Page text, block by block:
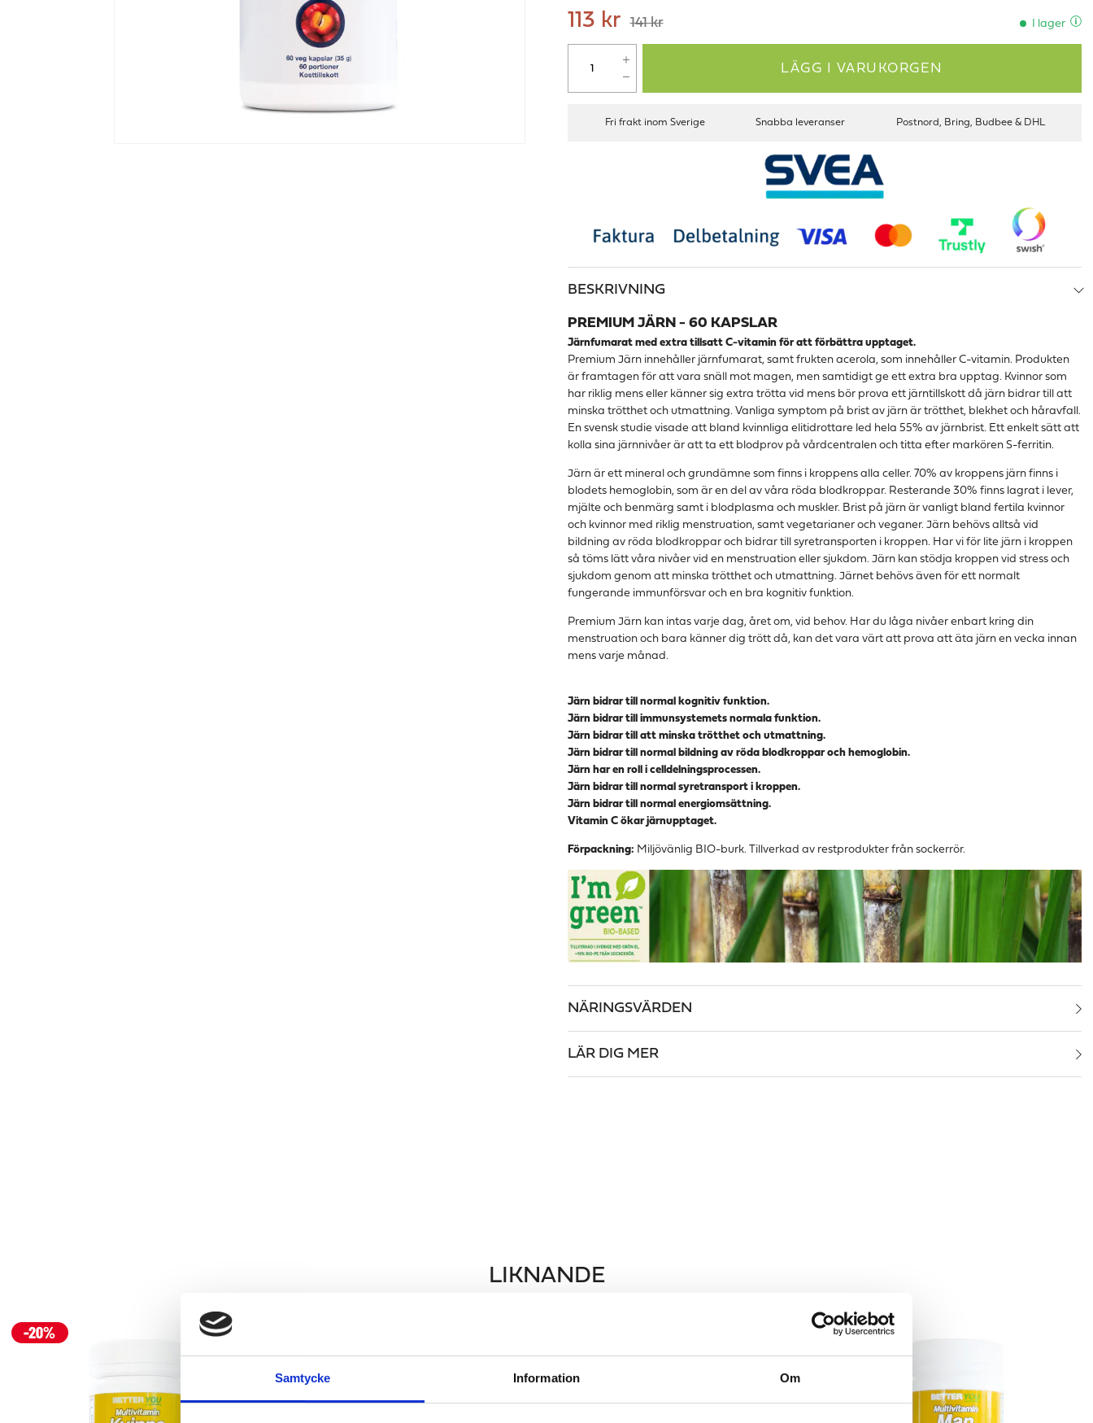
Samtycke Information Om
113 kr 141 kr I lager
LÄGG I VARUKORGEN
Fri frakt inom Sverige Snabba leveranser Postnord, Bring, Budbee & DHL
BESKRIVNING
PREMIUM JÄRN - 60 KAPSLAR
Järnfumarat med extra tillsatt C-vitamin för att förbättra upptaget.
Premium Järn innehåller järnfumarat, samt frukten acerola, som innehåller C-vitamin. Produkten
är framtagen för att vara snäll mot magen, men samtidigt ge ett extra bra upptag. Kvinnor som
har riklig mens eller känner sig extra trötta vid mens bör prova ett järntillskott då järn bidrar till att
minska trötthet och utmattning. Vanliga symptom på brist av järn är trötthet, blekhet och håravfall.
En svensk studie visade att bland kvinnliga elitidrottare led hela 55% av järnbrist. Ett enkelt sätt att
kolla sina järnnivåer är att ta ett blodprov på vårdcentralen och titta efter markören S-ferritin.
Järn är ett mineral och grundämne som finns i kroppens alla celler. 70% av kroppens järn finns i
blodets hemoglobin, som är en del av våra röda blodkroppar. Resterande 30% finns lagrat i lever,
mjälte och benmärg samt i blodplasma och muskler. Brist på järn är vanligt bland fertila kvinnor
och kvinnor med riklig menstruation, samt vegetarianer och veganer. Järn behövs alltså vid
bildning av röda blodkroppar och bidrar till syretransporten i kroppen. Har vi för lite järn i kroppen
så töms lätt våra nivåer vid en menstruation eller sjukdom. Järn kan stödja kroppen vid stress och
sjukdom genom att minska trötthet och utmattning. Järnet behövs även för ett normalt
fungerande immunförsvar och en bra kognitiv funktion.
Premium Järn kan intas varje dag, året om, vid behov. Har du låga nivåer enbart kring din
menstruation och bara känner dig trött då, kan det vara värt att prova att äta järn en vecka innan
mens varje månad.
Järn bidrar till normal kognitiv funktion.
Järn bidrar till immunsystemets normala funktion.
Järn bidrar till att minska trötthet och utmattning.
Järn bidrar till normal bildning av röda blodkroppar och hemoglobin.
Järn har en roll i celldelningsprocessen.
Järn bidrar till normal syretransport i kroppen.
Järn bidrar till normal energiomsättning.
Vitamin C ökar järnupptaget.
Förpackning: Miljövänlig BIO-burk. Tillverkad av restprodukter från sockerrör.
NÄRINGSVÄRDEN
LÄR DIG MER
LIKNANDE